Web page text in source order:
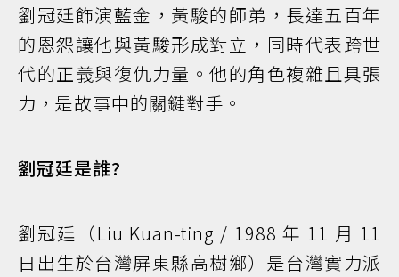
劉冠廷飾演藍金，黃駿的師弟，長達五百年
的恩怨讓他與黃駿形成對立，同時代表跨世
代的正義與復仇力量。他的角色複雜且具張
力，是故事中的關鍵對手。
劉冠廷是誰?
劉冠廷（Liu Kuan-ting / 1988 年 11 月 11
日出生於台灣屏東縣高樹鄉）是台灣實力派